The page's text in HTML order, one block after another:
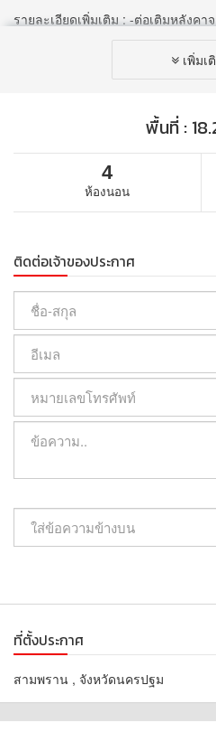
เพิ่มเ
รายละเอียดเพิ่มเติม : -ต่อเติมหลังคา
-โครงสร้างลงเสาเข็ม
-เดินระบบวงจร 2 สำหรับรถยนต์ไฟฟ้
-สนามเด็กเล่น
สถานที่ใกล้เคียง
-วัดไร่ขิง 3 กม.
ราคา : 2,690,000 บาท
ลิงค์แผนที่ : https://
q=13.73564995,100.27520188
**เรามีบริการจัดสินเชื่อให้ฟรี พร้อม
ธนาคาร**
**พร้อมอัตราดอกเบี้ยพิเศษ และ วงเ
ประเมิน**
สนใจสอบถามข้อมูลเพิ่มเติม หรือ นัด
Line ID : jacky099
Tel : 0949636936 ติ๊ก (รหัสตัวแทน
Line ID : tik_arunrat
Callcenter : 02-047-4282
www.tb.co.th
The Best Property Agent
อสังหาริมทรัพย์ครบวงจร ด้วยความ
นวัตกรรมที่สร้างสรรค์ เพื่อส่งมอบบ
ด้าน ซื้อ ขาย เช่า อสังหาริมทรัพย์
พื้นที่ :
4
ห้องนอน
ติดต่อเจ้าของประกาศ
ที่ตั้งประกาศ
สามพราน , จังหวัดนครปฐม